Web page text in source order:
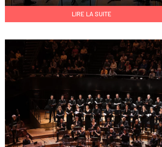
LIRE LA SUITE